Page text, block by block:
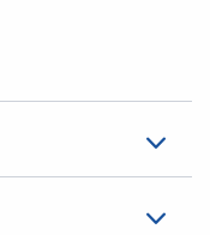
Papel, mate
4008705046695